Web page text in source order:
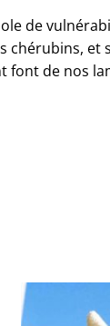
de
chérubins,
font de nos